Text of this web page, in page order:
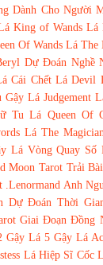
Dành Cho Người
King of Wands Lá
Of Wands Lá The
Dự Đoán Nghề
Cái Chết Lá Devil
Gậy Lá Judgement
Tu Lá Queen Of
Lá The Magician
Lá Vòng Quay Số
Moon Tarot Trải
.Lenormand Anh
Dự Đoán Thời
Giai Đoạn Đồng
Gậy Lá 5 Gậy Lá
Lá Hiệp Sĩ Cốc